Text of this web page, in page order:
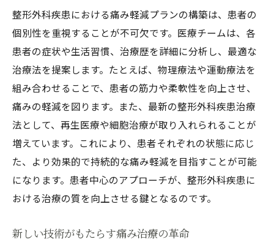
整形外科疾患における痛み軽減プランの構築は、患者の
個別性を重視することが不可欠です。医療チームは、各
患者の症状や生活習慣、治療歴を詳細に分析し、最適な
治療法を提案します。たとえば、物理療法や運動療法を
組み合わせることで、患者の筋力や柔軟性を向上させ、
痛みの軽減を図ります。また、最新の整形外科疾患治療
法として、再生医療や細胞治療が取り入れられることが
増えています。これにより、患者それぞれの状態に応じ
た、より効果的で持続的な痛み軽減を目指すことが可能
になります。患者中心のアプローチが、整形外科疾患に
おける治療の質を向上させる鍵となるのです。
新しい技術がもたらす痛み治療の革命